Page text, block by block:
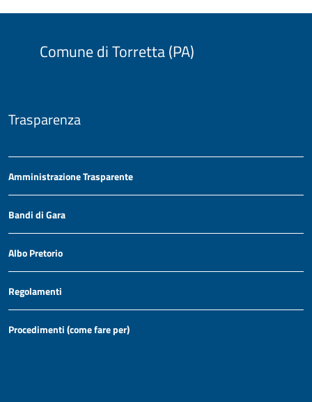
Comune di Torretta (PA)
Trasparenza
Amministrazione Trasparente
Bandi di Gara
Albo Pretorio
Regolamenti
Procedimenti (come fare per)